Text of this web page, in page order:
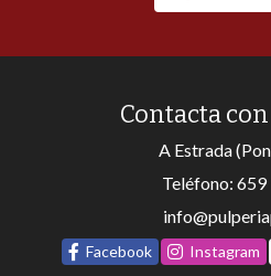
Contacta
A Estrada
Teléfono: 659
Facebook Instagram